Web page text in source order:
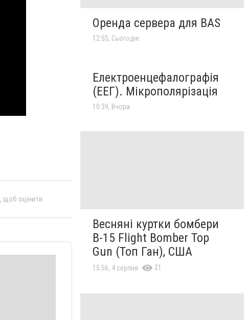
, щоб оцінити
Оренда сервера для BAS
12:55, Сьогодні
Електроенцефалографія
(ЕЕГ). Мікрополярізація
10:39, Вчора
Весняні куртки бомбери
B-15 Flight Bomber Top
Gun (Топ Ган), США
15:56, 4 серпня 21